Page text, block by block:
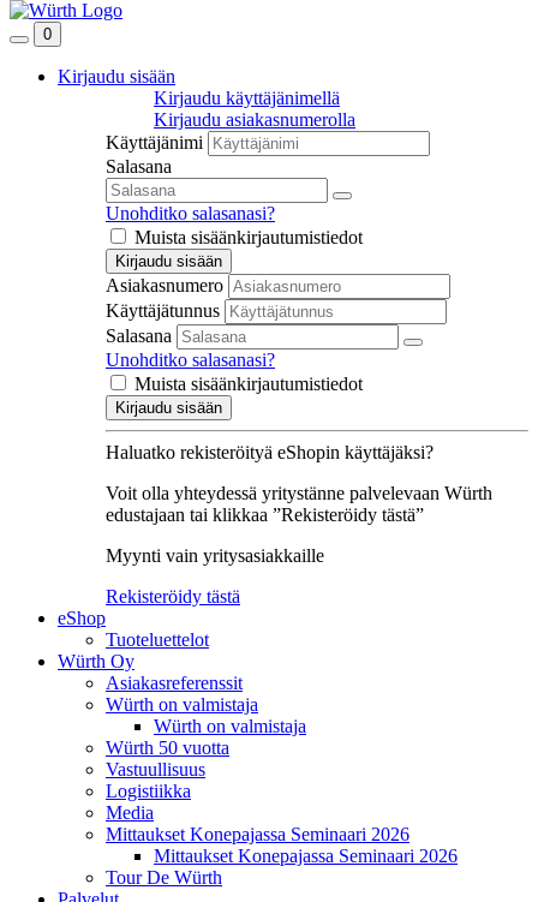
0
Kirjaudu sisään
Kirjaudu käyttäjänimellä
Kirjaudu asiakasnumerolla
Käyttäjänimi
Salasana
Unohditko salasanasi?
Muista sisäänkirjautumistiedot
Kirjaudu sisään
Asiakasnumero
Käyttäjätunnus
Salasana
Unohditko salasanasi?
Muista sisäänkirjautumistiedot
Kirjaudu sisään
Haluatko rekisteröityä eShopin käyttäjäksi?
Voit olla yhteydessä yritystänne palvelevaan Würth
edustajaan tai klikkaa ”Rekisteröidy tästä”
Myynti vain yritysasiakkaille
Rekisteröidy tästä
eShop
Tuoteluettelot
Würth Oy
Asiakasreferenssit
Würth on valmistaja
Würth on valmistaja
Würth 50 vuotta
Vastuullisuus
Logistiikka
Media
Mittaukset Konepajassa Seminaari 2026
Mittaukset Konepajassa Seminaari 2026
Tour De Würth